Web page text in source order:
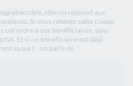
elle correspond aux
Si vous retenez cette clause,
cet ordre à vos bénéficiaires, sans
Et si un bénéficiaire est déjà
sa part : on parle de